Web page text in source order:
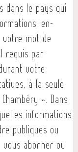
dans le pays qui
en-
votre mot de
requis par
votre
à la seule
». Dans
informations
publiques ou
abonner ou